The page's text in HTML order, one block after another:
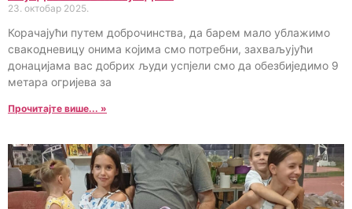
23. октобар 2025.
Корачајући путем доброчинства, да барем мало ублажимо
свакодневицу онима којима смо потребни, захваљујући
донацијама вас добрих људи успјели смо да обезбиједимо 9
метара огријева за
Прочитајте више... »